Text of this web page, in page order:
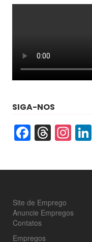
SIGA-NOS
Site de Emprego
Anuncie Empregos
Contatos
Empregos